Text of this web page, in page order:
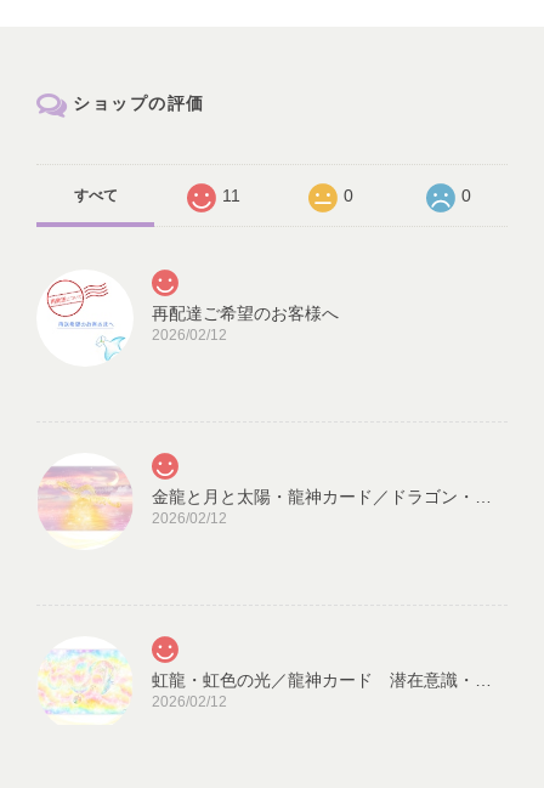
ショップの評価
すべて 11 0 0
再配達ご希望のお客様へ
2026/02/12
2026/02/12
2026/02/12